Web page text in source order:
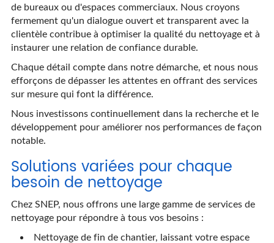
de bureaux ou d'espaces commerciaux. Nous croyons
fermement qu'un dialogue ouvert et transparent avec la
clientèle contribue à optimiser la qualité du nettoyage et à
instaurer une relation de confiance durable.
Chaque détail compte dans notre démarche, et nous nous
efforçons de dépasser les attentes en offrant des services
sur mesure qui font la différence.
Nous investissons continuellement dans la recherche et le
développement pour améliorer nos performances de façon
notable.
Solutions variées pour chaque
besoin de nettoyage
Chez SNEP, nous offrons une large gamme de services de
nettoyage pour répondre à tous vos besoins :
Nettoyage de fin de chantier, laissant votre espace